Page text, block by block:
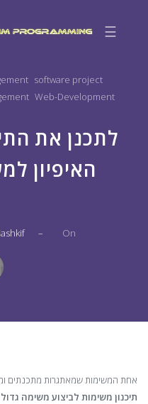
☰
software project
Web-Development
לתכנן את
האיפיון
– On
אחת המשימות שמאתגרות מתכנתים
תיכנון משימות לביצוע משימה